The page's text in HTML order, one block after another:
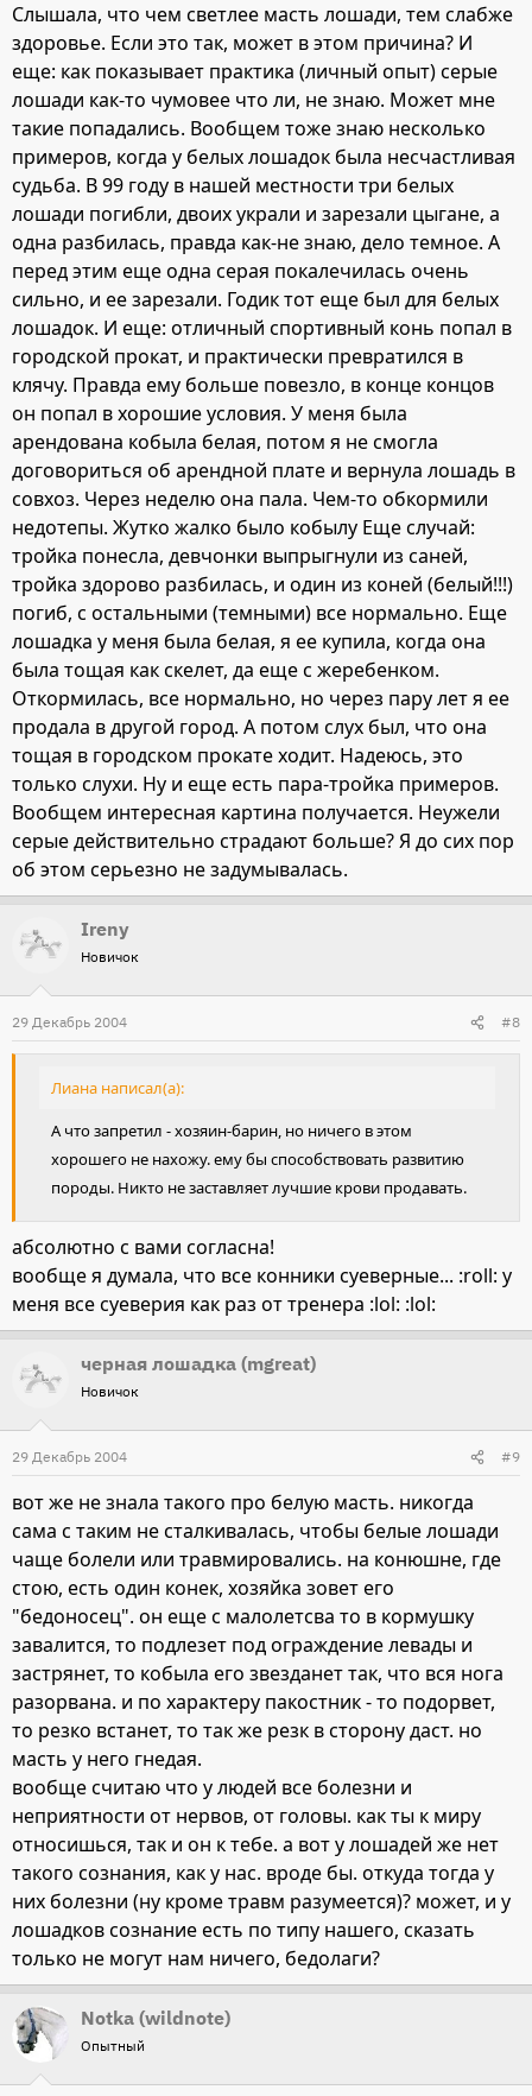
Слышала, что чем светлее масть лошади, тем слабже
здоровье. Если это так, может в этом причина? И
еще: как показывает практика (личный опыт) серые
лошади как-то чумовее что ли, не знаю. Может мне
такие попадались. Вообщем тоже знаю несколько
примеров, когда у белых лошадок была несчастливая
судьба. В 99 году в нашей местности три белых
лошади погибли, двоих украли и зарезали цыгане, а
одна разбилась, правда как-не знаю, дело темное. А
перед этим еще одна серая покалечилась очень
сильно, и ее зарезали. Годик тот еще был для белых
лошадок. И еще: отличный спортивный конь попал в
городской прокат, и практически превратился в
клячу. Правда ему больше повезло, в конце концов
он попал в хорошие условия. У меня была
арендована кобыла белая, потом я не смогла
договориться об арендной плате и вернула лошадь в
совхоз. Через неделю она пала. Чем-то обкормили
недотепы. Жутко жалко было кобылу Еще случай:
тройка понесла, девчонки выпрыгнули из саней,
тройка здорово разбилась, и один из коней (белый!!!)
погиб, с остальными (темными) все нормально. Еще
лошадка у меня была белая, я ее купила, когда она
была тощая как скелет, да еще с жеребенком.
Откормилась, все нормально, но через пару лет я ее
продала в другой город. А потом слух был, что она
тощая в городском прокате ходит. Надеюсь, это
только слухи. Ну и еще есть пара-тройка примеров.
Вообщем интересная картина получается. Неужели
серые действительно страдают больше? Я до сих пор
об этом серьезно не задумывалась.
Ireny
Новичок
29 Декабрь 2004 #8
Лиана написал(а):
А что запретил - хозяин-барин, но ничего в этом
хорошего не нахожу. ему бы способствовать развитию
породы. Никто не заставляет лучшие крови продавать.
абсолютно с вами согласна!
вообще я думала, что все конники суеверные... :roll: у
меня все суеверия как раз от тренера :lol: :lol:
черная лошадка (mgreat)
Новичок
29 Декабрь 2004 #9
вот же не знала такого про белую масть. никогда
сама с таким не сталкивалась, чтобы белые лошади
чаще болели или травмировались. на конюшне, где
стою, есть один конек, хозяйка зовет его
"бедоносец". он еще с малолетсва то в кормушку
завалится, то подлезет под ограждение левады и
застрянет, то кобыла его звезданет так, что вся нога
разорвана. и по характеру пакостник - то подорвет,
то резко встанет, то так же резк в сторону даст. но
масть у него гнедая.
вообще считаю что у людей все болезни и
неприятности от нервов, от головы. как ты к миру
относишься, так и он к тебе. а вот у лошадей же нет
такого сознания, как у нас. вроде бы. откуда тогда у
них болезни (ну кроме травм разумеется)? может, и у
лошадков сознание есть по типу нашего, сказать
только не могут нам ничего, бедолаги?
Notka (wildnote)
Опытный